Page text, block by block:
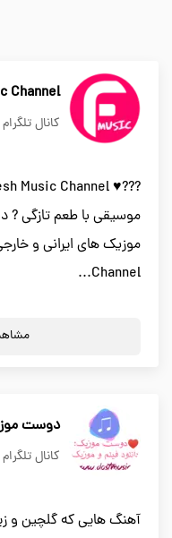
Channel
کانال
موسیقی با طعم تازگی ?
موزیک های ایرانی و
Channel...
دوست
کانال
آهنگ هایی که گلچین و